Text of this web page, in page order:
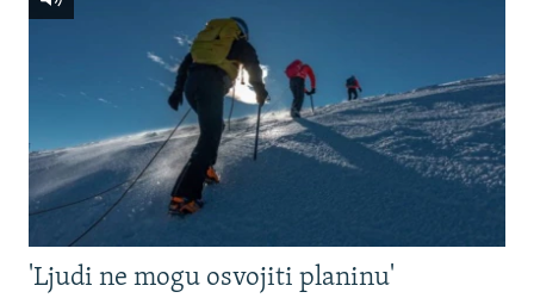
'Ljudi ne mogu osvojiti planinu'